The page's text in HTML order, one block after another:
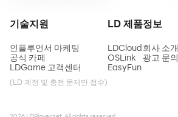
기술지원
인플루언서 마케팅
공식 카페
LDGame 고객센터
(LD 계정 및 충전 문제만 접수)
LD 제품
LDCloud
OSLink
EasyFun
정보
회사 소개
광고 문의